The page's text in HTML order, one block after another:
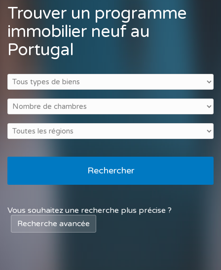
Trouver un programme
immobilier neuf au
Portugal
Rechercher
Vous souhaitez une recherche plus précise ?
Recherche avancée